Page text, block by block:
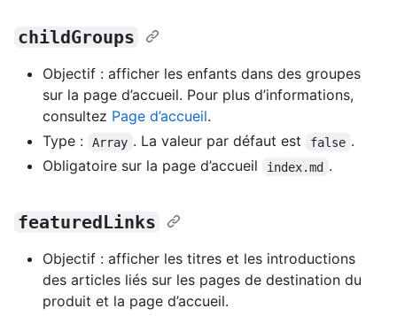
childGroups
Objectif : afficher les enfants dans des groupes
sur la page d’accueil. Pour plus d’informations,
consultez Page d’accueil.
Type :
Array . La valeur par défaut est false .
Obligatoire sur la page d’accueil
index.md .
featuredLinks
Objectif : afficher les titres et les introductions
des articles liés sur les pages de destination du
produit et la page d’accueil.